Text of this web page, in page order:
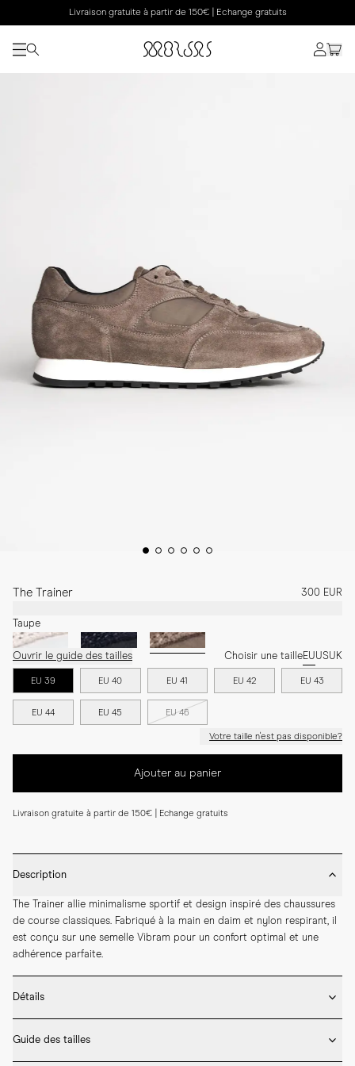
Livraison gratuite à partir de 150€ | Echange gratuits
The Trainer 300 EUR
Taupe
Ouvrir le guide des tailles Choisir une tailleEUUSUK
EU 39 EU 40 EU 41 EU 42 EU 43
EU 44 EU 45 EU 46
Votre taille n'est pas disponible?
Ajouter au panier
Livraison gratuite à partir de 150€ | Echange gratuits
Description
The Trainer allie minimalisme sportif et design inspiré des chaussures
de course classiques. Fabriqué à la main en daim et nylon respirant, il
est conçu sur une semelle Vibram pour un confort optimal et une
adhérence parfaite.
Détails
* Semelle en caoutchouc Vibram
* Semelle intérieure amovible en cuir
Guide des tailles